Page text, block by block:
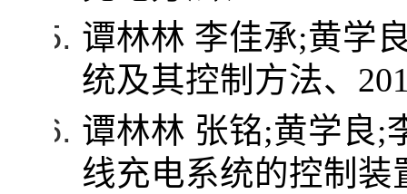
谭林林 李佳承;黄学
统及其控制方法、
谭林林 张铭;黄学良;
线充电系统的控制装